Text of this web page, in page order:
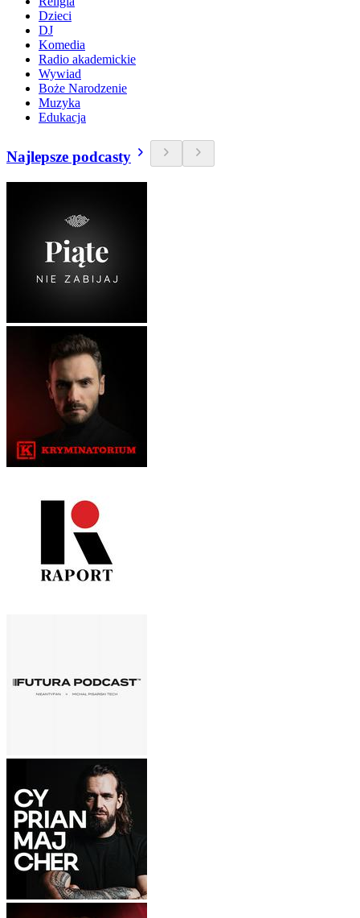
Dzieci
DJ
Komedia
Radio akademickie
Wywiad
Boże Narodzenie
Muzyka
Edukacja
Najlepsze podcasty